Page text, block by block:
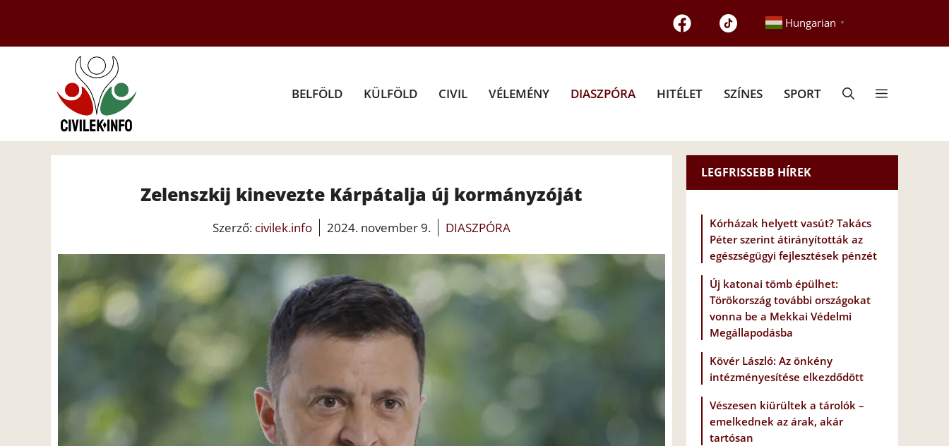
tartalomba
Hungarian ▼
BELFÖLD KÜLFÖLD CIVIL VÉLEMÉNY DIASZPÓRA HITÉLET SZÍNES SPORT
Zelenszkij kinevezte Kárpátalja új kormányzóját
Szerző: civilek.info 2024. november 9. DIASZPÓRA
LEGFRISSEBB HÍREK
Kórházak helyett vasút? Takács
Péter szerint átirányították az
egészségügyi fejlesztések pénzét
Új katonai tömb épülhet:
Törökország további országokat
vonna be a Mekkai Védelmi
Megállapodásba
Kövér László: Az önkény
intézményesítése elkezdődött
Vészesen kiürültek a tárolók –
emelkednek az árak, akár
tartósan